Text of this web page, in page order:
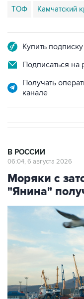
ТОФ Камчатский
Купить
Подписаться на
Получать
канале
В РОССИИ
06:04, 6 августа 2026
Моряки с
"Янина"